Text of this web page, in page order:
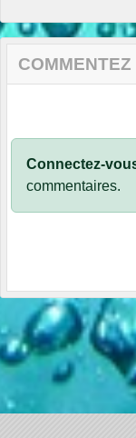
COMMENTEZ
Connectez-
commentaires.